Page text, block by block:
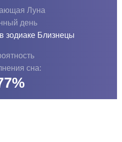
Луна
день
зодиаке Близнецы
сна:
%